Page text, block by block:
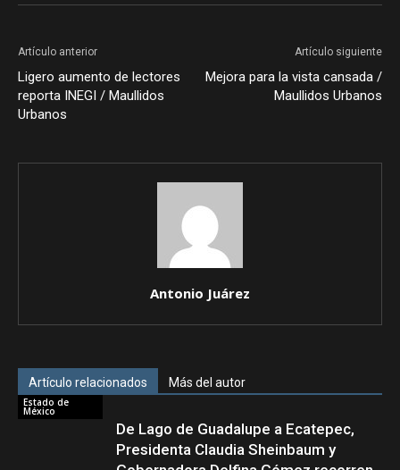
Artículo anterior
Ligero aumento de lectores
reporta INEGI / Maullidos
Urbanos
Artículo siguiente
Mejora para la vista cansada /
Maullidos Urbanos
Antonio Juárez
Artículo relacionados Más del autor
Estado de
México
De Lago de Guadalupe a Ecatepec,
Presidenta Claudia Sheinbaum y